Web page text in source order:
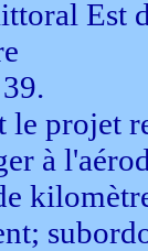
Est
le projet
à